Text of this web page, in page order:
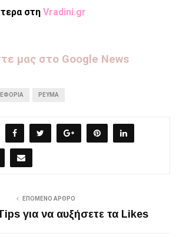
στη Vradini.gr
μας στo Google News
ΕΦΟΡΊΑ ΡΕΎΜΑ
ΕΠΌΜΕΝΟ ΆΡΘΡΟ
για να αυξήσετε τα Likes